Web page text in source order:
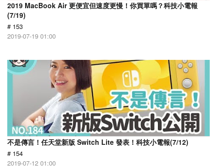
2019 MacBook Air 更便宜但速度更慢！你買單嗎？科技小電報
(7/19)
# 153
2019-07-19 01:00
不是傳言！任天堂新版 Switch Lite 發表！科技小電報(7/12)
# 154
2019-07-12 01:00